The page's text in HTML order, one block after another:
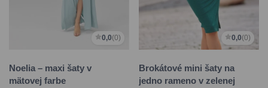
0,0(0)
Noelia – maxi šaty v
mätovej farbe
0,0(0)
Brokátové mini šaty na
jedno rameno v zelenej